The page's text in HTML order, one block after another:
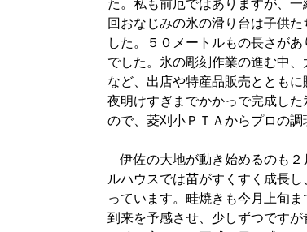
た。私も前厄ではありますが、
回おなじみの氷の滑り台は子供
した。５０メートルもの長さが
でした。氷の彫刻作業の進む中
など、出店や特産品販売とともに
夜明けすぎまでかかっで完成し
ので、菱刈小ＰＴＡからプロの
伊佐の大地が動き始めるのも２
ルハウスでは苗がすくすく成長
っています。畦焼きも今月上旬
到来を予感させ、少しずつです